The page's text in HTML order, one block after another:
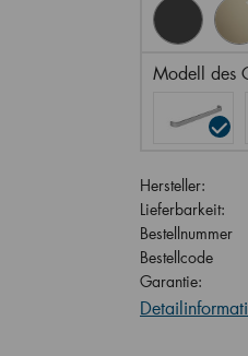
Modell des
Hersteller:
Lieferbarkeit:
Bestellnummer
Bestellcode
Garantie: